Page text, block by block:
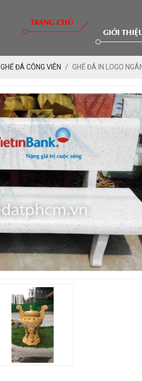
TRANG CHỦ
GIỚI
GHẾ ĐÁ CÔNG VIÊN GHẾ ĐÁ IN LOGO